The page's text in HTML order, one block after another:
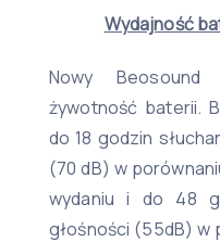
Wydajność
Nowy
żywotność baterii.
do 18 godzin
(70 dB) w
wydaniu i do 48
głośności (55dB) w